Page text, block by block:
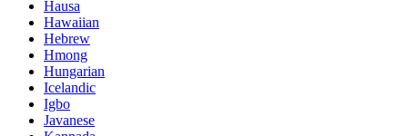
Hausa
Hawaiian
Hebrew
Hmong
Hungarian
Icelandic
Igbo
Javanese